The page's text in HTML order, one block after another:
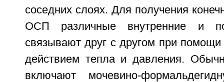
соседних слоях. Для получения
ОСП различные внутренние и
связывают друг с другом при
действием тепла и давления.
включают мочевино-